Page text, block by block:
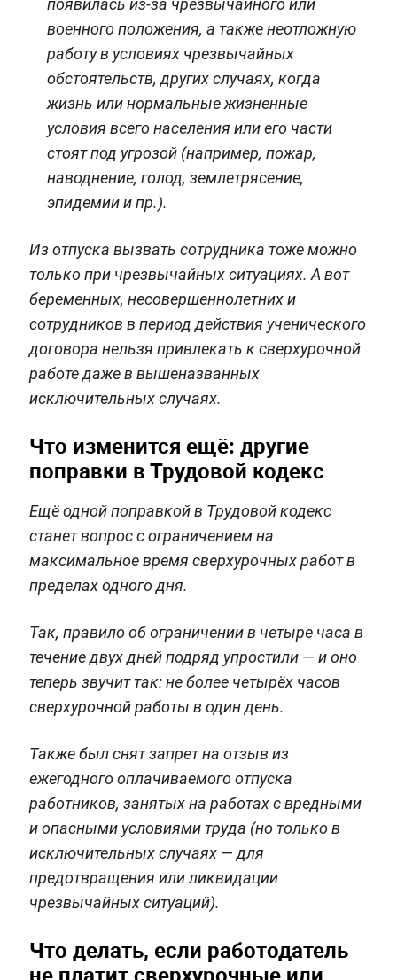
появилась из-за чрезвычайного или
военного положения, а также неотложную
работу в условиях чрезвычайных
обстоятельств, других случаях, когда
жизнь или нормальные жизненные
условия всего населения или его части
стоят под угрозой (например, пожар,
наводнение, голод, землетрясение,
эпидемии и пр.).
Из отпуска вызвать сотрудника тоже можно
только при чрезвычайных ситуациях. А вот
беременных, несовершеннолетних и
сотрудников в период действия ученического
договора нельзя привлекать к сверхурочной
работе даже в вышеназванных
исключительных случаях.
Что изменится ещё: другие
поправки в Трудовой кодекс
Ещё одной поправкой в Трудовой кодекс
станет вопрос с ограничением на
максимальное время сверхурочных работ в
пределах одного дня.
Так, правило об ограничении в четыре часа в
течение двух дней подряд упростили — и оно
теперь звучит так: не более четырёх часов
сверхурочной работы в один день.
Также был снят запрет на отзыв из
ежегодного оплачиваемого отпуска
работников, занятых на работах с вредными
и опасными условиями труда (но только в
исключительных случаях — для
предотвращения или ликвидации
чрезвычайных ситуаций).
Что делать, если работодатель